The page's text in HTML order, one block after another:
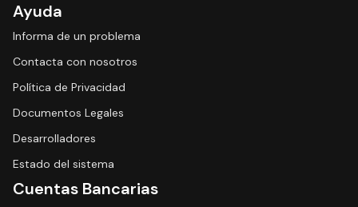
Ayuda
Informa de un problema
Contacta con nosotros
Política de Privacidad
Documentos Legales
Desarrolladores
Estado del sistema
Cuentas Bancarias